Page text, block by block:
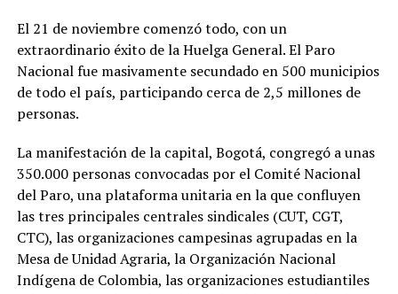
El 21 de noviembre comenzó todo, con un
extraordinario éxito de la Huelga General. El Paro
Nacional fue masivamente secundado en 500 municipios
de todo el país, participando cerca de 2,5 millones de
personas.
La manifestación de la capital, Bogotá, congregó a unas
350.000 personas convocadas por el Comité Nacional
del Paro, una plataforma unitaria en la que confluyen
las tres principales centrales sindicales (CUT, CGT,
CTC), las organizaciones campesinas agrupadas en la
Mesa de Unidad Agraria, la Organización Nacional
Indígena de Colombia, las organizaciones estudiantiles